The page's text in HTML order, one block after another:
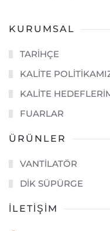
KURUMSAL
TARİHÇE
KALİTE
KALİTE
FUARLAR
ÜRÜNLER
VANTİLATÖR
DİK SÜPÜRGE
İLETİŞİM